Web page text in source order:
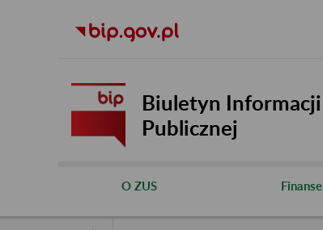
Biuletyn Informacji
Publicznej
O ZUS Finanse